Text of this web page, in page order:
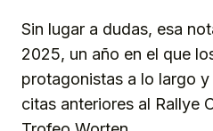
Sin lugar a dudas, esa
2025, un año en el que
protagonistas a lo largo
citas anteriores al Rallye